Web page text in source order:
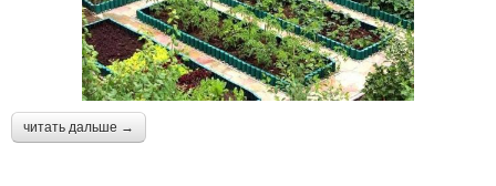
читать дальше →